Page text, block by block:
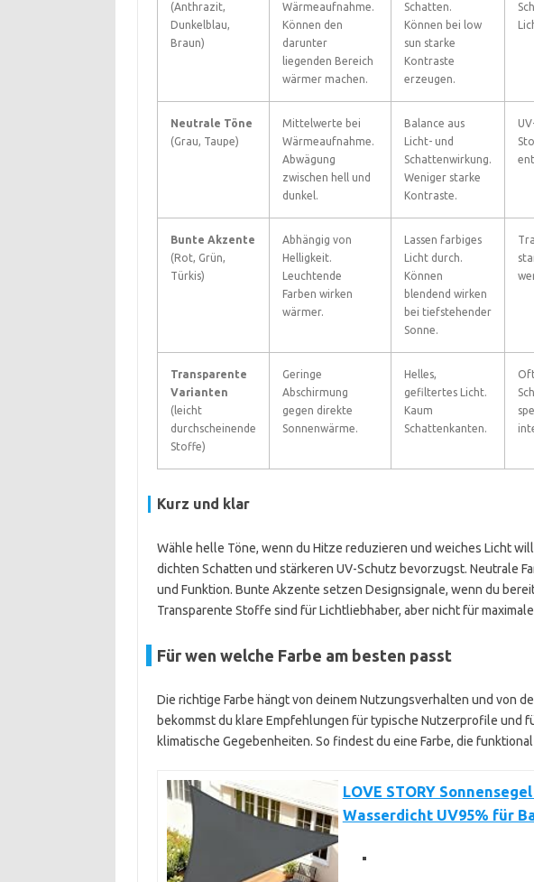
(Anthrazit,
Dunkelblau,
Braun)
Wärmeaufnahme.
Können den
darunter
liegenden Bereich
wärmer machen.
Schatten.
Können bei low
sun starke
Kontraste
erzeugen.
Neutrale Töne
(Grau, Taupe)
Mittelwerte bei
Wärmeaufnahme.
Abwägung
zwischen hell und
dunkel.
Balance aus
Licht- und
Schattenwirkung.
Weniger starke
Kontraste.
Bunte Akzente
(Rot, Grün,
Türkis)
Abhängig von
Helligkeit.
Leuchtende
Farben wirken
wärmer.
Lassen farbiges
Licht durch.
Können
blendend wirken
bei tiefstehender
Sonne.
Transparente
Varianten
(leicht
durchscheinende
Stoffe)
Geringe
Abschirmung
gegen direkte
Sonnenwärme.
Helles,
gefiltertes Licht.
Kaum
Schattenkanten.
Kurz und klar
Wähle helle Töne, wenn du Hitze reduzieren und weiches Licht
dichten Schatten und stärkeren UV-Schutz bevorzugst. Neutrale
und Funktion. Bunte Akzente setzen Designsignale, wenn du
Transparente Stoffe sind für Lichtliebhaber, aber nicht für
Für wen welche Farbe am besten passt
Die richtige Farbe hängt von deinem Nutzungsverhalten und von
bekommst du klare Empfehlungen für typische Nutzerprofile und
klimatische Gegebenheiten. So findest du eine Farbe, die
LOVE STORY
Wasserdicht UV95% für